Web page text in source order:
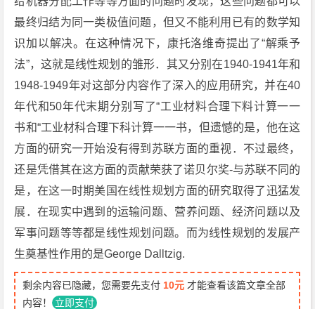
最终归结为同一类极值问题，但又不能利用已有的数学知
识加以解决。在这种情况下，康托洛维奇提出了“解乘予
法”，这就是线性规划的雏形．其又分别在1940-1941年和
1948-1949年对这部分内容作了深入的应用研究，并在40
年代和50年代末期分别写了“工业材料合理下料计算一一
书和“工业材科合理下科计算一一书，但遗憾的是，他在这
方面的研究一开始没有得到苏联方面的重视．不过最终，
还是凭借其在这方面的贡献荣获了诺贝尔奖-与苏联不同的
是，在这一时期美国在线性规划方面的研究取得了迅猛发
展．在现实中遇到的运输问题、营养问题、经济问题以及
军事问题等等都是线性规划问题。而为线性规划的发展产
生奠基性作用的是George Dalltzig.
剩余内容已隐藏，您需要先支付 10元 才能查看该篇文章全部
内容！ 立即支付